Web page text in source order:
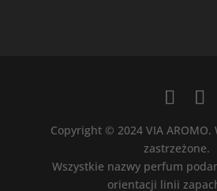
Copyright © 2024 VIA AROMO.
zastrzeżone.
Wszystkie nazwy perfum
orientacji linii